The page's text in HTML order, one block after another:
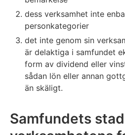
dess verksamhet inte
personkategorier
det inte genom sin
är delaktiga i samfundet
form av dividend eller
sådan lön eller annan
än skäligt.
Samfundets